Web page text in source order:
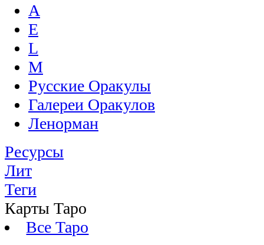
A
E
L
M
Русские Оракулы
Галереи Оракулов
Ленорман
Ресурсы
Лит
Теги
Карты Таро
Все Таро